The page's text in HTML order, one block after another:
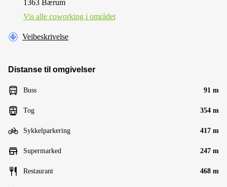
1363 Bærum
Vis alle сoworking i området
Veibeskrivelse
Distanse til omgivelser
Buss 91 m
Tog 354 m
Sykkelparkering 417 m
Supermarked 247 m
Restaurant 468 m